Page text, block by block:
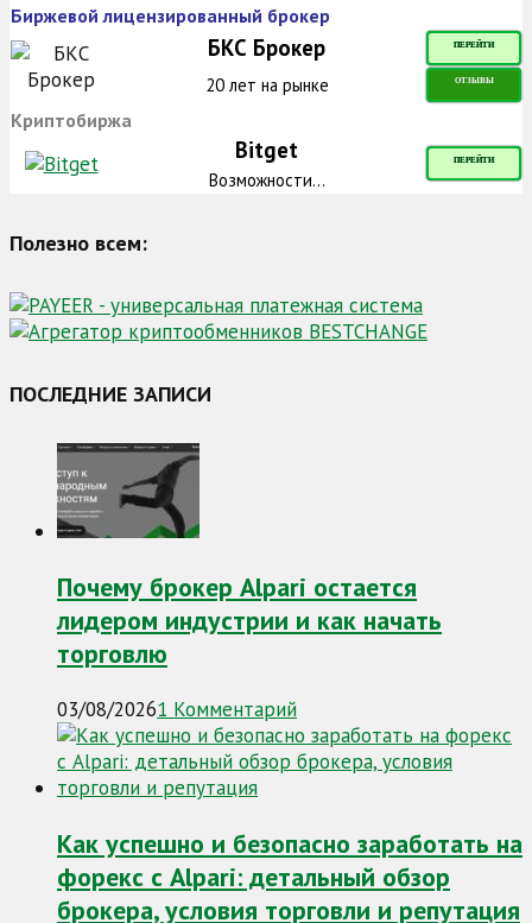
Биржевой лицензированный брокер
БКС Брокер ПЕРЕЙТИ
20 лет на рынке ОТЗЫВЫ
Криптобиржа
Bitget ПЕРЕЙТИ
Возможности...
Полезно всем:
ПОСЛЕДНИЕ ЗАПИСИ
Почему брокер Alpari остается
лидером индустрии и как начать
торговлю
03/08/20261 Комментарий
Как успешно и безопасно заработать на
форекс с Alpari: детальный обзор
брокера, условия торговли и репутация